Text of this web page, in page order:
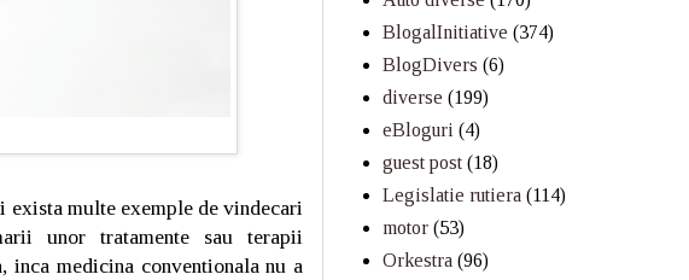
exista multe exemple de vindecari
unor tratamente sau terapii
inca medicina conventionala nu a
BlogalInitiative (374)
BlogDivers (6)
diverse (199)
eBloguri (4)
guest post (18)
Legislatie rutiera (114)
motor (53)
Orkestra (96)